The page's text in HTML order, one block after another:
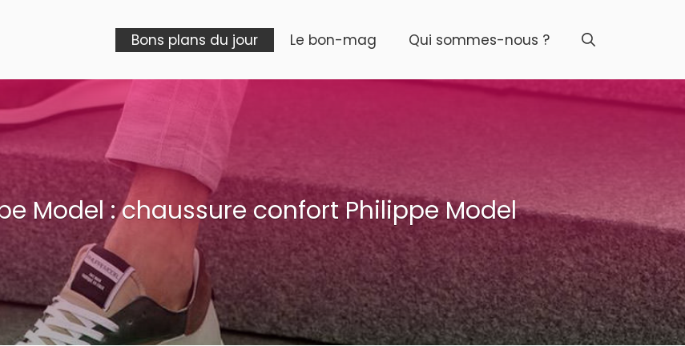
Bons plans du jour Le bon-mag Qui sommes-nous ?
Model : chaussure confort Philippe Model